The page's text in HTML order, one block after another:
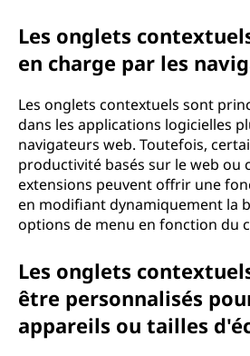
Les onglets
en charge par les
Les onglets contextuels sont
dans les applications logicielles
navigateurs web. Toutefois,
productivité basés sur le web ou
extensions peuvent offrir une
en modifiant dynamiquement la
options de menu en fonction du
Les onglets
être personnalisés
appareils ou tailles